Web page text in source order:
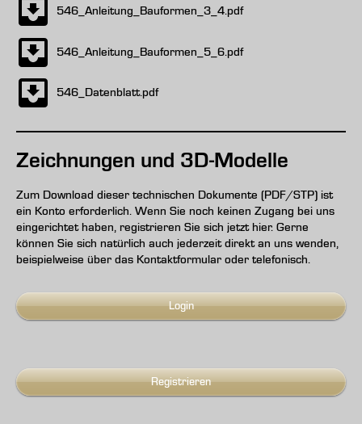
546_Anleitung_Bauformen_3_4.pdf
546_Anleitung_Bauformen_5_6.pdf
546_Datenblatt.pdf
Zeichnungen und 3D-Modelle
Zum Download dieser technischen Dokumente (PDF/STP) ist
ein Konto erforderlich. Wenn Sie noch keinen Zugang bei uns
eingerichtet haben, registrieren Sie sich jetzt hier. Gerne
können Sie sich natürlich auch jederzeit direkt an uns wenden,
beispielweise über das Kontaktformular oder telefonisch.
Login
Registrieren